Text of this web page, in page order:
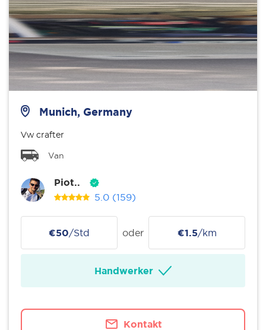
Munich, Germany
Vw crafter
Van
Piot..
5.0 (159)
€50/Std oder €1.5/km
Handwerker
Kontakt